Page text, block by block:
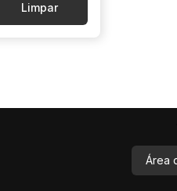
Limpar
Área